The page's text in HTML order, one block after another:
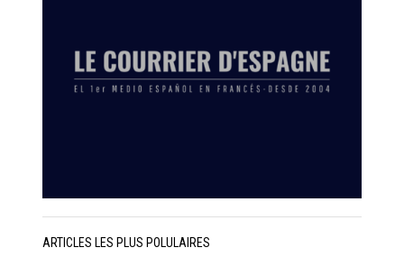
ARTICLES LES PLUS POLULAIRES